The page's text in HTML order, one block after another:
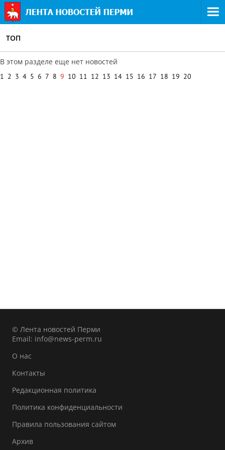
ТОП
В этом разделе еще нет новостей
1 2 3 4 5 6 7 8 9 10 11 12 13 14 15 16 17 18 19 20
© Лента новостей Перми
Email: info@news-perm.ru
О нас
Контакты
Редакционная политика
Политика конфиденциальности
Правила пользования сайтом
Архив